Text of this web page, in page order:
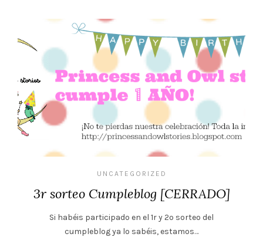
UNCATEGORIZED
3r sorteo Cumpleblog [CERRADO]
Si habéis participado en el 1r y 2º sorteo del
cumpleblog ya lo sabéis, estamos…